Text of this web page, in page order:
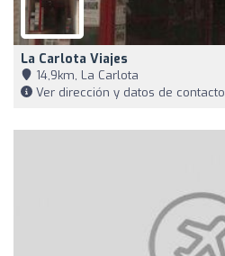
La Carlota Viajes
14,9km, La Carlota
Ver dirección y datos de contacto